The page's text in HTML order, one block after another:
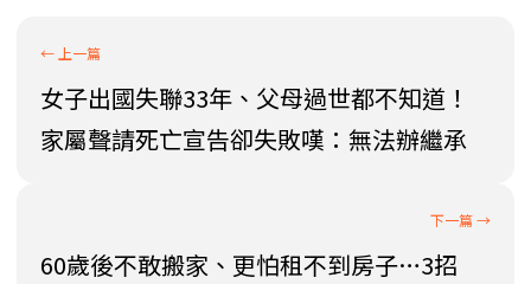
女子出國失聯33年、父母過世都不知道！
家屬聲請死亡宣告卻失敗嘆：無法辦繼承
60歲後不敢搬家、更怕租不到房子…3招